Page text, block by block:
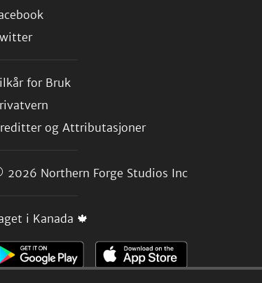
for Bruk
og Attributasjoner
2026 Northern Forge Studios Inc
i Kanada 🍁